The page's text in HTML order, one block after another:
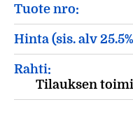
Tuote nro:
Hinta (sis. alv
Rahti:
Tilauksen